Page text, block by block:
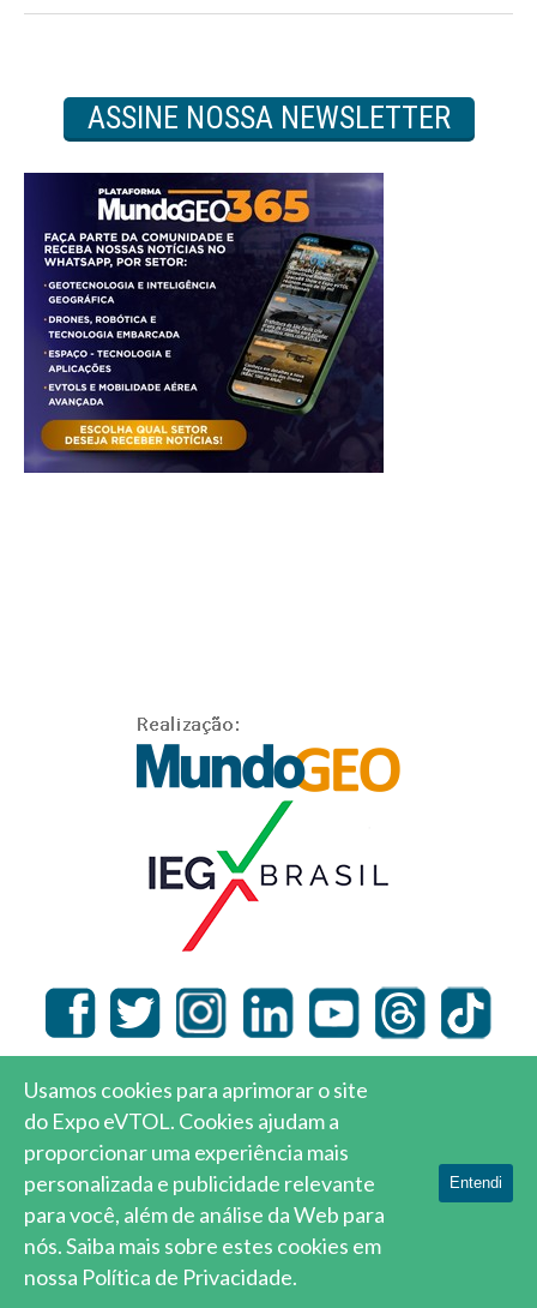
ASSINE NOSSA NEWSLETTER
MundoGEO © 2026 |Local do Evento
Privacidade
Usamos cookies para aprimorar o site
do Expo eVTOL. Cookies ajudam a
proporcionar uma experiência mais
personalizada e publicidade relevante
para você, além de análise da Web para
nós.Saiba mais sobre estes cookies em
nossa Política de Privacidade.
Entendi